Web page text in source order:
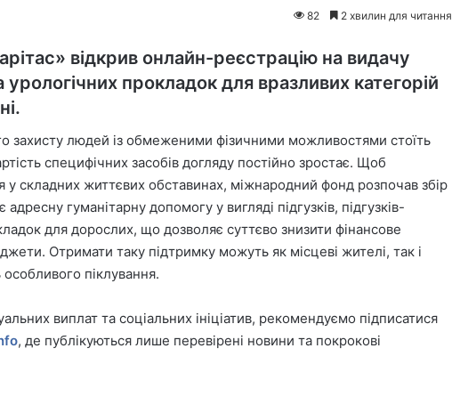
82 2 хвилин для читання
відкрив онлайн-реєстрацію на видачу
урологічних прокладок для вразливих категорій
захисту людей із обмеженими фізичними можливостями стоїть
специфічних засобів догляду постійно зростає. Щоб
у складних життєвих обставинах, міжнародний фонд розпочав збір
гуманітарну допомогу у вигляді підгузків, підгузків-
для дорослих, що дозволяє суттєво знизити фінансове
Отримати таку підтримку можуть як місцеві жителі, так і
піклування.
виплат та соціальних ініціатив, рекомендуємо підписатися
, де публікуються лише перевірені новини та покрокові